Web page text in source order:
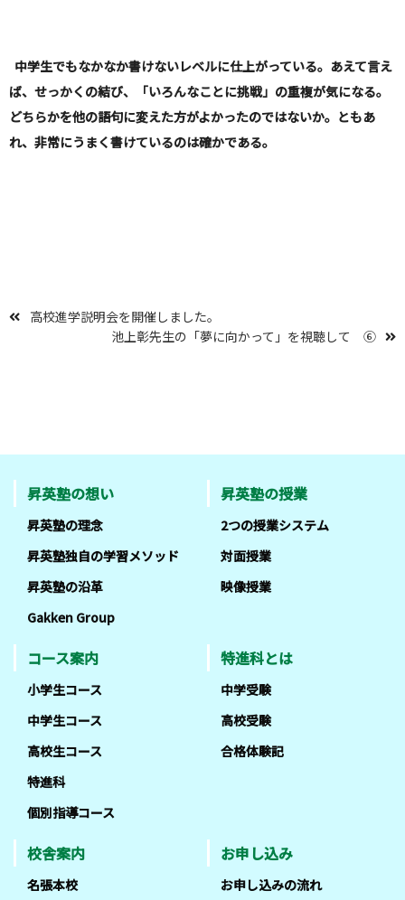
中学生でもなかなか書けないレベルに仕上がっている。あえて言え
ば、せっかくの結び、「いろんなことに挑戦」の重複が気になる。
どちらかを他の語句に変えた方がよかったのではないか。ともあ
れ、非常にうまく書けているのは確かである。
高校進学説明会を開催しました。
池上彰先生の「夢に向かって」を視聴して ⑥
昇英塾の想い
昇英塾の理念
昇英塾独自の学習メソッド
昇英塾の沿革
Gakken Group
昇英塾の授業
2つの授業システム
対面授業
映像授業
コース案内
小学生コース
中学生コース
高校生コース
特進科
個別指導コース
特進科とは
中学受験
高校受験
合格体験記
校舎案内
名張本校
お申し込み
お申し込みの流れ